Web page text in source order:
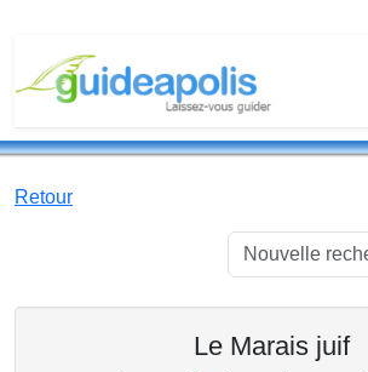
Retour
Le Marais juif